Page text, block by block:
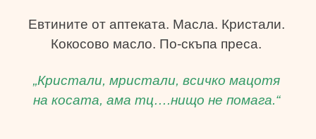
Евтините от аптеката. Масла. Кристали.
Кокосово масло. По-скъпа преса.
„Кристали, мристали, всичко мацотя
на косата, ама тц….нищо не помага.“